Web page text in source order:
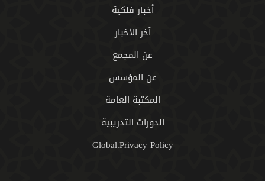
أخبار فلكية
آخر الأخبار
عن المجمع
عن المؤسس
المكتبة العامة
الدورات التدريبية
Global.Privacy Policy